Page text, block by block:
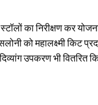
का निरीक्षण कर
को महालक्ष्मी किट
उपकरण भी वितरित